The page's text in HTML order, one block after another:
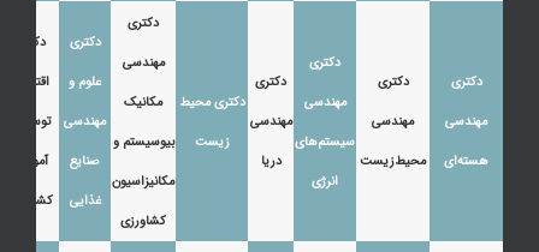
دکتری
مهندسی
هسته‌ای
دکتری
مهندسی
محیط‌زیست
دکتری
مهندسی
سیستم‌های
انرژی
دکتری
مهندسی
دریا
دکتری محیط
زیست
دکتری
مهندسی
مکانیک
بیوسیستم و
مکانیزاسیون
کشاورزی
دکتری
علوم و
مهندسی
صنایع
غذایی
دکتری
اقتصاد،
توسعه و
آموزش
کشاورزی